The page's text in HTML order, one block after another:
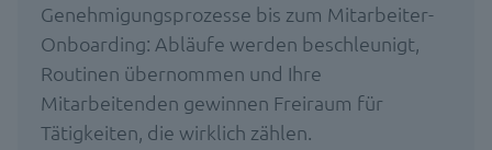
Genehmigungsprozesse bis zum Mitarbeiter-
Onboarding: Abläufe werden beschleunigt,
Routinen übernommen und Ihre
Mitarbeitenden gewinnen Freiraum für
Tätigkeiten, die wirklich zählen.